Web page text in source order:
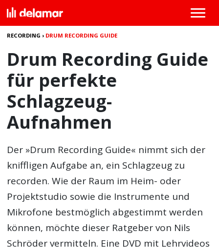
RECORDING › DRUM RECORDING GUIDE
Drum Recording Guide
für perfekte
Schlagzeug-
Aufnahmen
Der »Drum Recording Guide« nimmt sich der
kniffligen Aufgabe an, ein Schlagzeug zu
recorden. Wie der Raum im Heim- oder
Projektstudio sowie die Instrumente und
Mikrofone bestmöglich abgestimmt werden
können, möchte dieser Ratgeber von Nils
Schröder vermitteln. Eine DVD mit Lehrvideos